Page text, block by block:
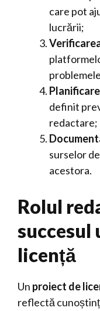
care pot
lucrării;
definit
redactare;
surselor
acestora.
Rolul
succesul
licență
Un proiect de
reflectă